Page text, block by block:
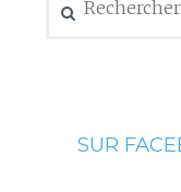
SUR